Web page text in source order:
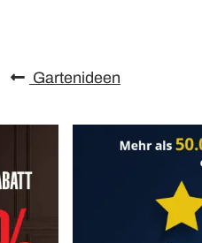
Gartenideen